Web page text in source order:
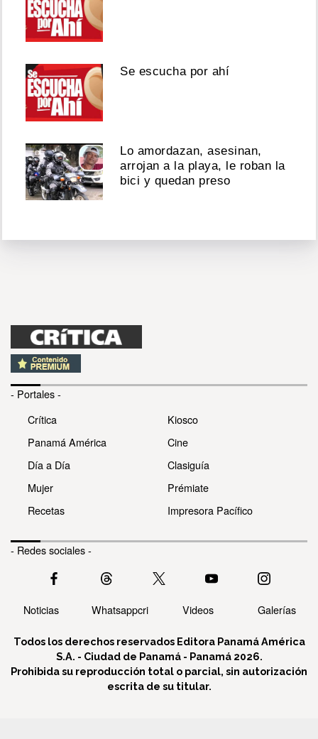
Se escucha por ahí
Lo amordazan, asesinan,
arrojan a la playa, le roban la
bici y quedan preso
- Portales -
Crítica
Panamá América
Día a Día
Mujer
Recetas
Kiosco
Cine
Clasiguía
Prémiate
Impresora Pacífico
- Redes sociales -
Noticias Whatsappcri Videos Galerías
Todos los derechos reservados Editora Panamá América
S.A. - Ciudad de Panamá - Panamá 2026.
Prohibida su reproducción total o parcial, sin autorización
escrita de su titular.